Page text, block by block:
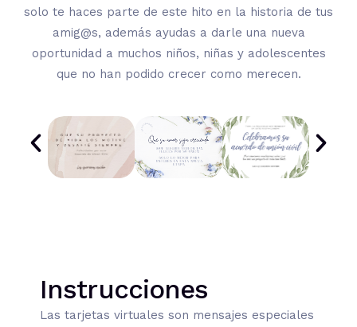
solo te haces parte de este hito en la historia de tus
amig@s, además ayudas a darle una nueva
oportunidad a muchos niños, niñas y adolescentes
que no han podido crecer como merecen.
Instrucciones
Las tarjetas virtuales son mensajes especiales